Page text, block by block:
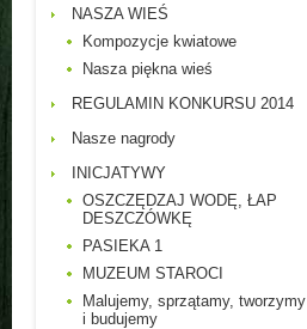
NASZA WIEŚ
Kompozycje kwiatowe
Nasza piękna wieś
REGULAMIN KONKURSU 2014
Nasze nagrody
INICJATYWY
OSZCZĘDZAJ WODĘ, ŁAP
DESZCZÓWKĘ
PASIEKA 1
MUZEUM STAROCI
Malujemy, sprzątamy, tworzymy
i budujemy